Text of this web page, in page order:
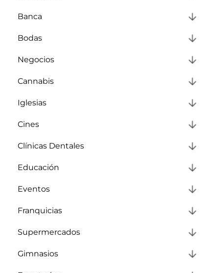
Banca
Bodas
Negocios
Cannabis
Iglesias
Cines
Clínicas Dentales
Educación
Eventos
Franquicias
Supermercados
Gimnasios